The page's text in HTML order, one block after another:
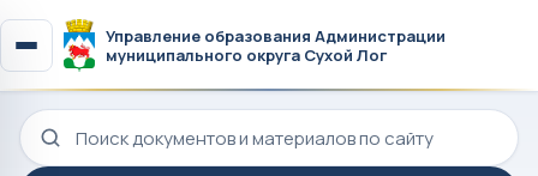
Управление образования Администрации
муниципального округа Сухой Лог
Поиск по сайту